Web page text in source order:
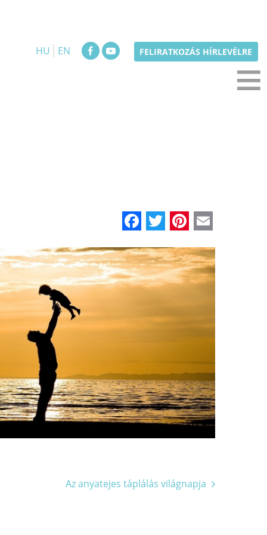
HU EN FELIRATKOZÁS HÍRLEVÉLRE
≡
Facebook
Twitter
Az anyatejes táplálás világnapja